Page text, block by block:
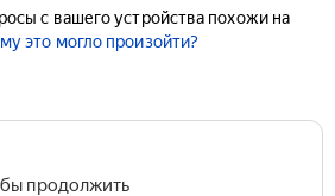
с вашего устройства похожи на
это могло произойти?